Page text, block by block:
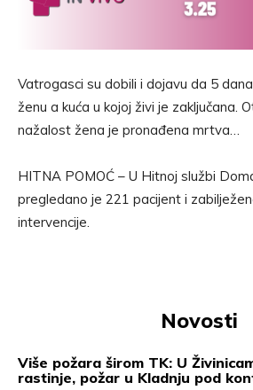
Vatrogasci su dobili i dojavu da 5
ženu a kuća u kojoj živi je zaključana.
nažalost žena je pronađena mrtva…
HITNA POMOĆ – U Hitnoj službi
pregledano je 221 pacijent i
intervencije.
Novosti
Više požara širom TK: U
rastinje, požar u Kladnju pod